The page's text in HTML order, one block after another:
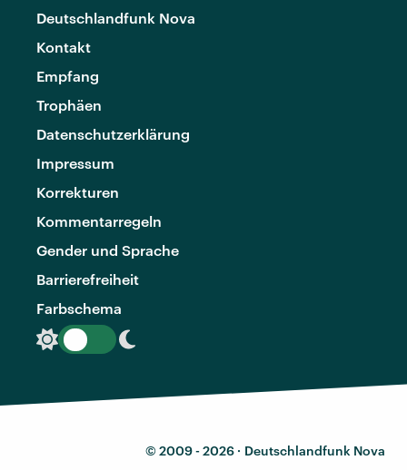
Deutschlandfunk Nova
Kontakt
Empfang
Trophäen
Datenschutzerklärung
Impressum
Korrekturen
Kommentarregeln
Gender und Sprache
Barrierefreiheit
Farbschema
© 2009 - 2026 · Deutschlandfunk Nova